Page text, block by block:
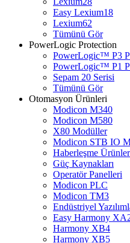
Easy Lexium18
Lexium62
Tümünü Gör
PowerLogic Protection
PowerLogic™ P3
PowerLogic™ P1
Sepam 20 Serisi
Tümünü Gör
Otomasyon Ürünleri
Modicon M340
Modicon M580
X80 Modüller
Modicon STB IO
Haberleşme
Güç Kaynakları
Operatör Panelleri
Modicon PLC
Modicon TM3
Endüstriyel
Easy Harmony
Harmony XB4
Harmony XB5